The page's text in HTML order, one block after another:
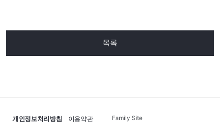
목록
개인정보처리방침 이용약관 Family Site